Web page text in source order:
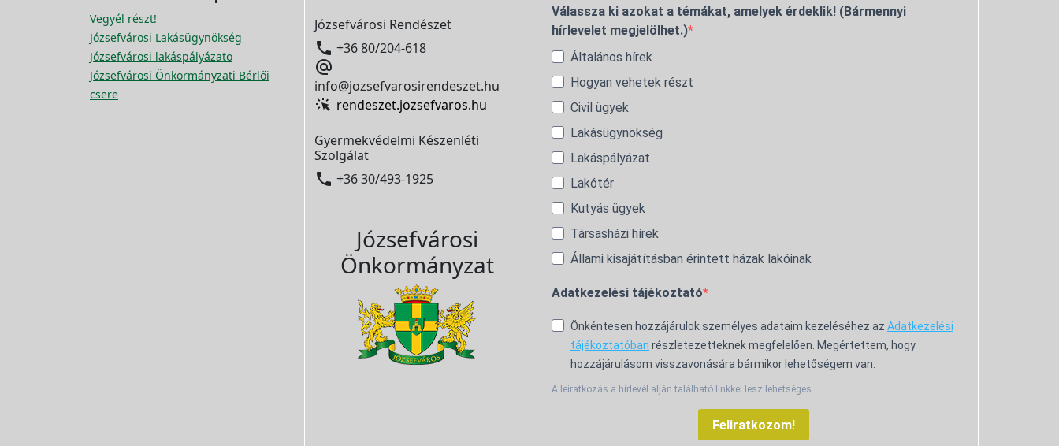
Vegyél részt!
Józsefvárosi Lakásügynökség
Józsefvárosi lakáspályázato
Józsefvárosi Önkormányzati Bérlői
csere
Józsefvárosi Rendészet
 +36 80/204-618

info@jozsefvarosirendeszet.hu
rendeszet.jozsefvaros.hu
Gyermekvédelmi Készenléti
Szolgálat
 +36 30/493-1925
Józsefvárosi
Önkormányzat
Válassza ki azokat a témákat, amelyek érdeklik! (Bármennyi
hírlevelet megjelölhet.)
Általános hírek
Hogyan vehetek részt
Civil ügyek
Lakásügynökség
Lakáspályázat
Lakótér
Kutyás ügyek
Társasházi hírek
Állami kisajátításban érintett házak lakóinak
Adatkezelési tájékoztató
Önkéntesen hozzájárulok személyes adataim kezeléséhez az Adatkezelési
tájékoztatóban részletezetteknek megfelelően. Megértettem, hogy
hozzájárulásom visszavonására bármikor lehetőségem van.
A leiratkozás a hírlevél alján található linkkel lesz lehetséges.
Feliratkozom!